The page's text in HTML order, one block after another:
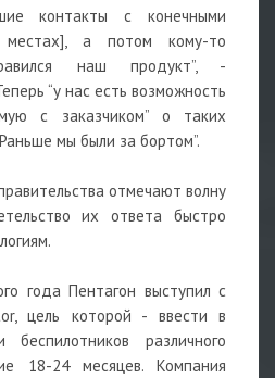
контакты с конечными
местах], а потом кому-то
наш продукт”, -
“у нас есть возможность
с заказчиком” о таких
мы были за бортом”.
отмечают волну
их ответа быстро
года Пентагон выступил с
цель которой - ввести в
беспилотников различного
18-24 месяцев. Компания